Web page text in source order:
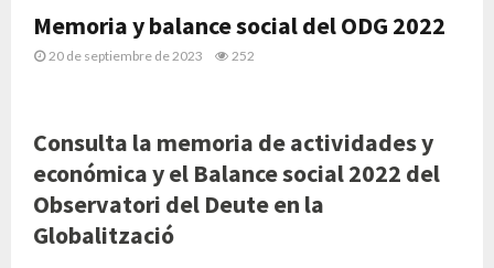
Memoria y balance social del ODG 2022
20 de septiembre de 2023 252
Consulta la memoria de actividades y
económica y el Balance social 2022 del
Observatori del Deute en la
Globalització